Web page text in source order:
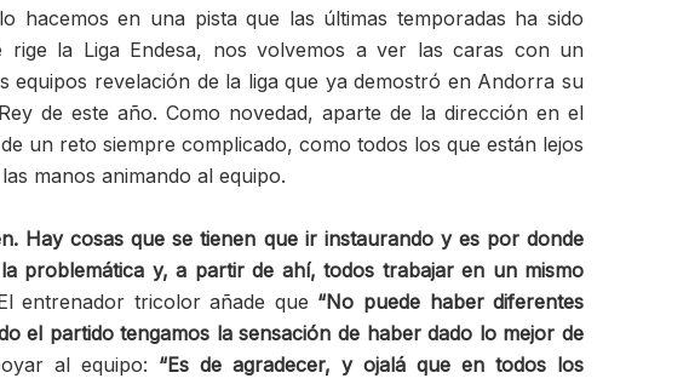
hacemos en una pista que las últimas temporadas ha sido
rige la Liga Endesa, nos volvemos a ver las caras con un
equipos revelación de la liga que ya demostró en Andorra su
de este año. Como novedad, aparte de la dirección en el
un reto siempre complicado, como todos los que están lejos
manos animando al equipo.
Hay cosas que se tienen que ir instaurando y es por donde
problemática y, a partir de ahí, todos trabajar en un mismo
entrenador tricolor añade que “No puede haber diferentes
el partido tengamos la sensación de haber dado lo mejor de
al equipo: “Es de agradecer, y ojalá que en todos los